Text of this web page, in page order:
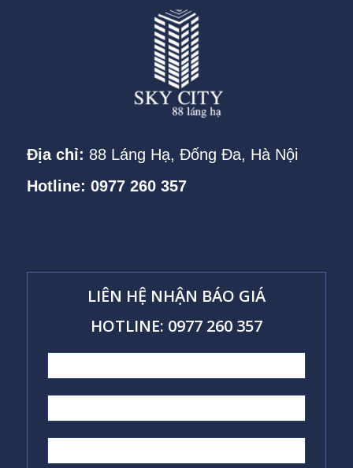
Địa chỉ: 88 Láng Hạ, Đống Đa, Hà Nội
Hotline: 0977 260 357
LIÊN HỆ NHẬN BÁO GIÁ
HOTLINE: 0977 260 357